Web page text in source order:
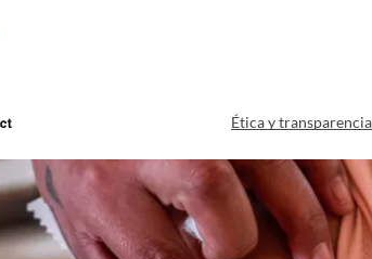
Ética y